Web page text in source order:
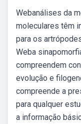
Webanálises da
moleculares têm
para os
Weba
compreendem
evolução e
compreende a
para qualquer
a informação